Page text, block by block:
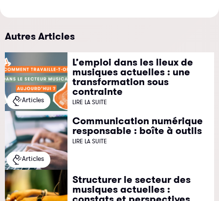
Autres Articles
Articles
L’emploi dans les lieux de
musiques actuelles : une
transformation sous
contrainte
LIRE LA SUITE
Articles
Communication numérique
responsable : boîte à outils
LIRE LA SUITE
Structurer le secteur des
musiques actuelles :